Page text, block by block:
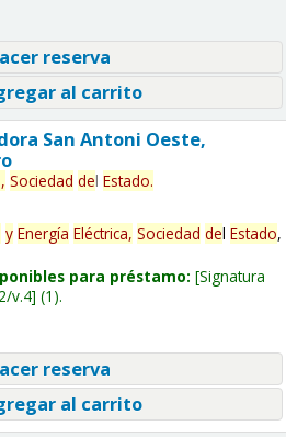
reserva
al carrito
San Antoni Oeste,
Sociedad del Estado.
y Energía Eléctrica, Sociedad del Estado,
para préstamo: Signatura
v.4 (1).
reserva
al carrito